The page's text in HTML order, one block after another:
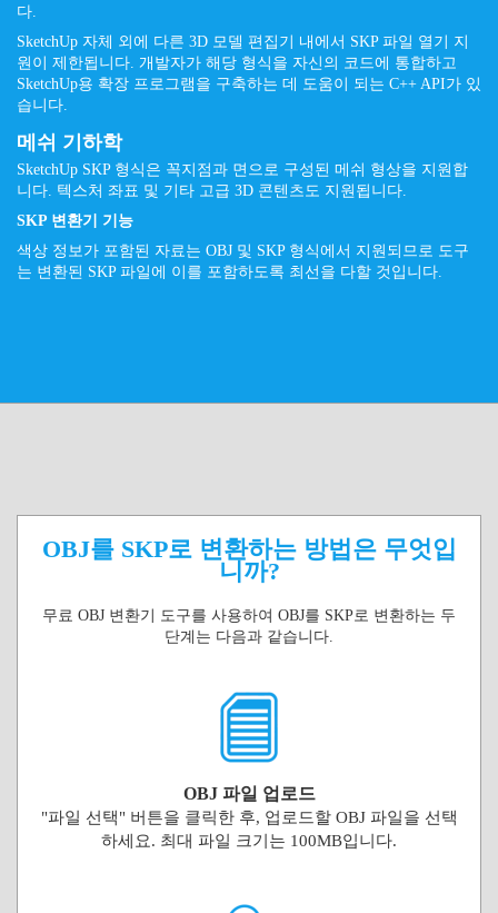
다.
SketchUp 자체 외에 다른 3D 모델 편집기 내에서 SKP 파일 열기 지
원이 제한됩니다. 개발자가 해당 형식을 자신의 코드에 통합하고
SketchUp용 확장 프로그램을 구축하는 데 도움이 되는 C++ API가 있
습니다.
메쉬 기하학
SketchUp SKP 형식은 꼭지점과 면으로 구성된 메쉬 형상을 지원합
니다. 텍스처 좌표 및 기타 고급 3D 콘텐츠도 지원됩니다.
SKP 변환기 기능
색상 정보가 포함된 자료는 OBJ 및 SKP 형식에서 지원되므로 도구
는 변환된 SKP 파일에 이를 포함하도록 최선을 다할 것입니다.
OBJ를 SKP로 변환하는 방법은 무엇입
니까?
무료 OBJ 변환기 도구를 사용하여 OBJ를 SKP로 변환하는 두
단계는 다음과 같습니다.
OBJ 파일 업로드
"파일 선택" 버튼을 클릭한 후, 업로드할 OBJ 파일을 선택
하세요. 최대 파일 크기는 100MB입니다.